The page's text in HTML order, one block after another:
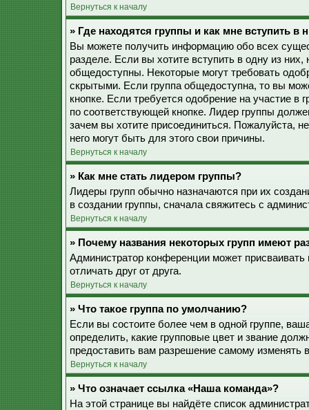
Вернуться к началу
» Где находятся группы и как мне вступить в
Вы можете получить информацию обо всех
разделе. Если вы хотите вступить в одну из
общедоступны. Некоторые могут требовать
скрытыми. Если группа общедоступна, то вы
кнопке. Если требуется одобрение на участие в
по соответствующей кнопке. Лидер группы
зачем вы хотите присоединиться. Пожалуйста,
него могут быть для этого свои причины.
Вернуться к началу
» Как мне стать лидером группы?
Лидеры групп обычно назначаются при их
в создании группы, сначала свяжитесь с
Вернуться к началу
» Почему названия некоторых групп имеют
Администратор конференции может
отличать друг от друга.
Вернуться к началу
» Что такое группа по умолчанию?
Если вы состоите более чем в одной группе,
определить, какие групповые цвет и звание
предоставить вам разрешение самому
Вернуться к началу
» Что означает ссылка «Наша команда»?
На этой странице вы найдёте список